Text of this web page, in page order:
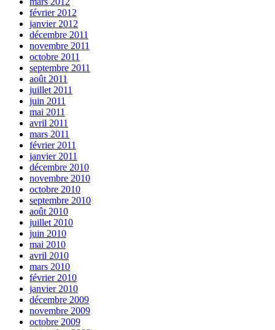
février 2012
janvier 2012
décembre 2011
novembre 2011
octobre 2011
septembre 2011
août 2011
juillet 2011
juin 2011
mai 2011
avril 2011
mars 2011
février 2011
janvier 2011
décembre 2010
novembre 2010
octobre 2010
septembre 2010
août 2010
juillet 2010
juin 2010
mai 2010
avril 2010
mars 2010
février 2010
janvier 2010
décembre 2009
novembre 2009
octobre 2009